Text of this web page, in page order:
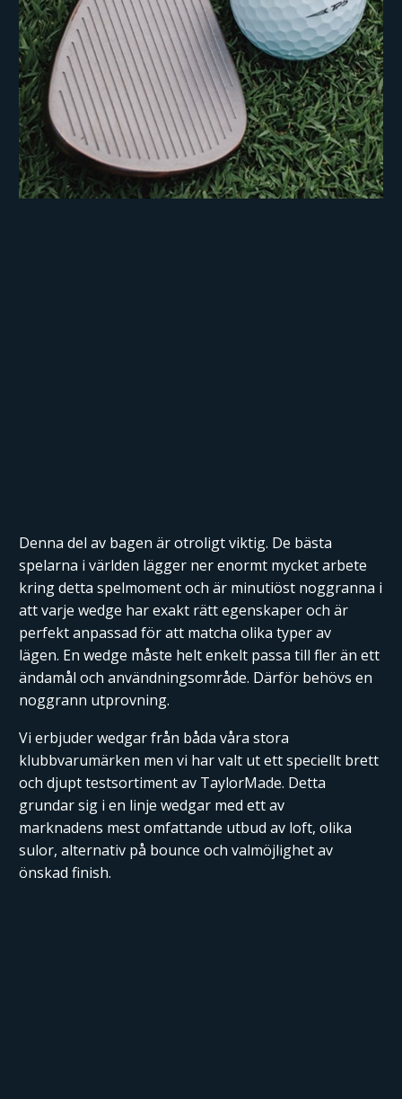
Denna del av bagen är otroligt viktig. De bästa
spelarna i världen lägger ner enormt mycket arbete
kring detta spelmoment och är minutiöst noggranna i
att varje wedge har exakt rätt egenskaper och är
perfekt anpassad för att matcha olika typer av
lägen. En wedge måste helt enkelt passa till fler än ett
ändamål och användningsområde. Därför behövs en
noggrann utprovning.
Vi erbjuder wedgar från båda våra stora
klubbvarumärken men vi har valt ut ett speciellt brett
och djupt testsortiment av TaylorMade. Detta
grundar sig i en linje wedgar med ett av
marknadens mest omfattande utbud av loft, olika
sulor, alternativ på bounce och valmöjlighet av
önskad finish.